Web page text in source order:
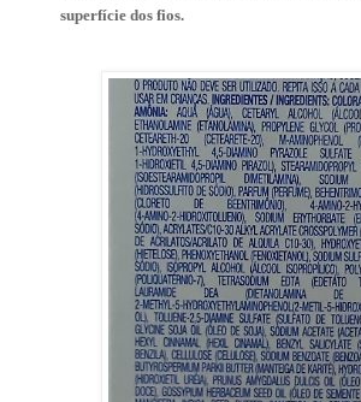
superfície dos fios.